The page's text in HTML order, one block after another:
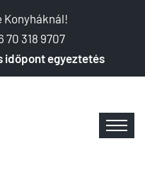
Konyháknál!
70 318 9707
időpont egyeztetés